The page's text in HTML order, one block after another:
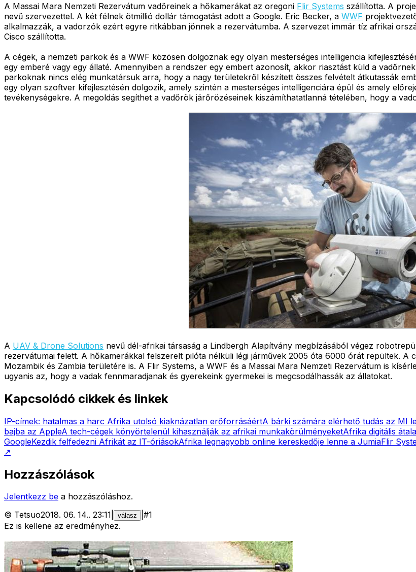
A Massai Mara Nemzeti Rezervátum vadőreinek a hőkamerákat az oregoni Flir Systems szállította. A
nevű szervezettel. A két félnek ötmillió dollár támogatást adott a Google. Eric Becker, a WWF
alkalmazzák, a vadorzók ezért egyre ritkábban jönnek a rezervátumba. A szervezet immár tíz afrikai
Cisco szállította.
A cégek, a nemzeti parkok és a WWF közösen dolgoznak egy olyan mesterséges intelligencia
egy emberé vagy egy állaté. Amennyiben a rendszer egy embert azonosít, akkor riasztást küld a
parkoknak nincs elég munkatársuk arra, hogy a nagy területekről készített összes felvételt átkutassák
egy olyan szoftver kifejlesztésén dolgozik, amely szintén a mesterséges intelligenciára épül és amely
tevékenységekre. A megoldás segíthet a vadőrök járőrözéseinek kiszámíthatatlanná tételében, hogy a
A UAV & Drone Solutions nevű dél-afrikai társaság a Lindbergh Alapítvány megbízásából végez
rezervátumai felett. A hőkamerákkal felszerelt pilóta nélküli légi járművek 2005 óta 6000 órát repültek. A
Mozambik és Zambia területére is. A Flir Systems, a WWF és a Massai Mara Nemzeti Rezervátum is
ugyanis az, hogy a vadak fennmaradjanak és gyerekeink gyermekei is megcsodálhassák az állatokat.
Kapcsolódó cikkek és linkek
IP-címek: hatalmas a harc Afrika utolsó kiaknázatlan erőforrásáértA bárki számára elérhető tudás az MI
bajba az AppleA tech-cégek könyörtelenül kihasználják az afrikai munkakörülményeketAfrika digitális
GoogleKezdik felfedezni Afrikát az IT-óriásokAfrika legnagyobb online kereskedője lenne a JumiaFlir
↗
Hozzászólások
Jelentkezz be a hozzászóláshoz.
© Tetsuo2018. 06. 14.. 23:11 válasz #1
Ez is kellene az eredményhez.